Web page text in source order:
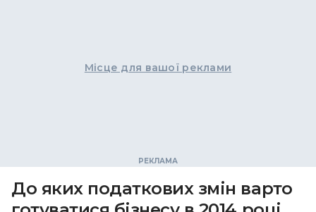
Місце для вашої реклами
До яких податкових змін варто